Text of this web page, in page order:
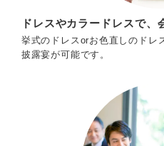
ドレスやカラードレスで、
挙式のドレスorお色直しのドレ
披露宴が可能です。